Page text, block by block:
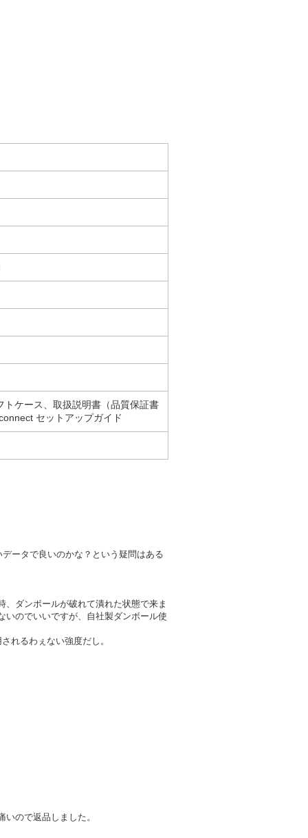
ケース、取扱説明書（品質保証書
セットアップガイド
ータで良いのかな？という疑問はある
ダンボールが破れて潰れた状態で来ま
いのでいいですが、自社製ダンボール使
れるわぇない強度だし。
ので返品しました。